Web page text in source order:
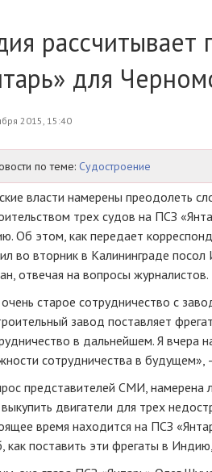
рассчитывает
для
2015, 15:40
по теме: Судостроение
власти намерены преодолеть
трех судов на ПСЗ
Об этом, как передает
во вторник в Калининграде
отвечая на вопросы журналистов.
старое сотрудничество с
завод поставляет
в дальнейшем. Я вчера
сотрудничества в
представителей СМИ, намерена
двигатели для трех
время находится на ПСЗ
как поставить эти фрегаты в